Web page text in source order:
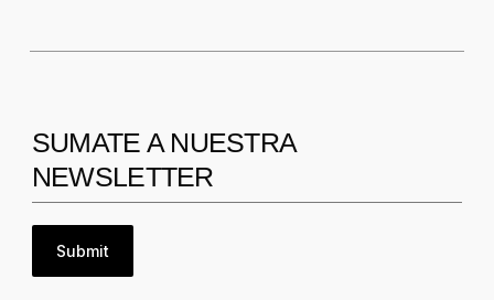
SUMATE A NUESTRA
NEWSLETTER
Submit